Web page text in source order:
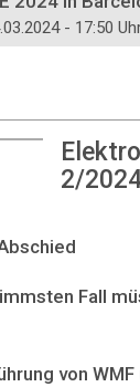
- 17:50
2/
Fall
von WMF